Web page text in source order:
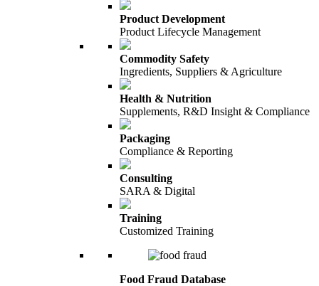
Product Development
Product Lifecycle Management
Commodity Safety
Ingredients, Suppliers & Agriculture
Health & Nutrition
Supplements, R&D Insight & Compliance
Packaging
Compliance & Reporting
Consulting
SARA & Digital
Training
Customized Training
Food Fraud Database